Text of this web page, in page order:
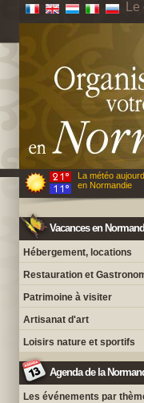
La météo
en Normandie
Vacances en
Hébergement, locations
Restauration et
Patrimoine à visiter
Artisanat d'art
Loisirs nature et sportifs
Agenda de la
Les événements par